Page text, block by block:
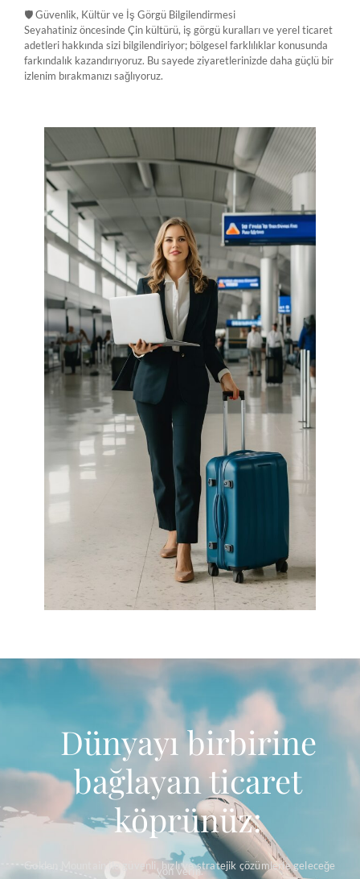
🛡️ Güvenlik, Kültür ve İş Görgü Bilgilendirmesi
Seyahatiniz öncesinde Çin kültürü, iş görgü kuralları ve yerel ticaret
adetleri hakkında sizi bilgilendiriyor; bölgesel farklılıklar konusunda
farkındalık kazandırıyoruz. Bu sayede ziyaretlerinizde daha güçlü bir
izlenim bırakmanızı sağlıyoruz.
Dünyayı birbirine
bağlayan ticaret
köprünüz:
Golden Mountain ile güvenli, hızlı ve stratejik çözümlerle geleceğe
yön verin.